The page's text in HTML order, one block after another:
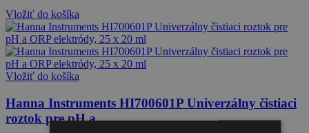
Vložiť do košíka
Vložiť do košíka
Hanna Instruments HI700601P Univerzálny čistiaci
roztok pre pH a...